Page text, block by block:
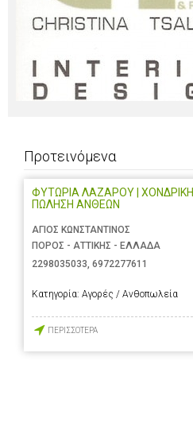
Προτεινόμενα
ΦΥΤΩΡΙΑ ΛΑΖΑΡΟΥ | ΧΟΝΔΡΙΚΗ
ΠΩΛΗΣΗ ΑΝΘΕΩΝ
ΑΓΙΟΣ ΚΩΝΣΤΑΝΤΙΝΟΣ
ΠΟΡΟΣ - ΑΤΤΙΚΗΣ - ΕΛΛΑΔΑ
2298035033, 6972277611
Κατηγορία: Αγορές / Ανθοπωλεία
ΠΕΡΙΣΣΟΤΕΡΑ